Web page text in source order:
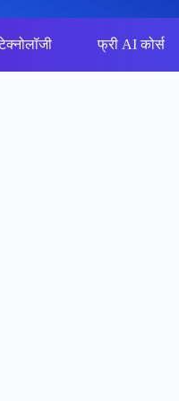
फ्री AI कोर्स